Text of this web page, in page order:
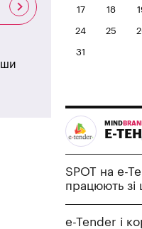
17 18
24 25
31
MIND
Е-
SPOT на e-
працюють зі
e-Tender і